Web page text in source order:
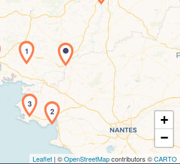
Chargement de la carte en cours...
1
2
3
+
−
Leaflet | ©OpenStreetMapcontributors ©CARTO